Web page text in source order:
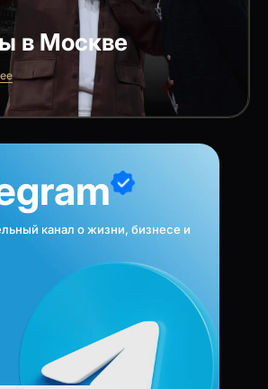
в Москве
канал о жизни, бизнесе и